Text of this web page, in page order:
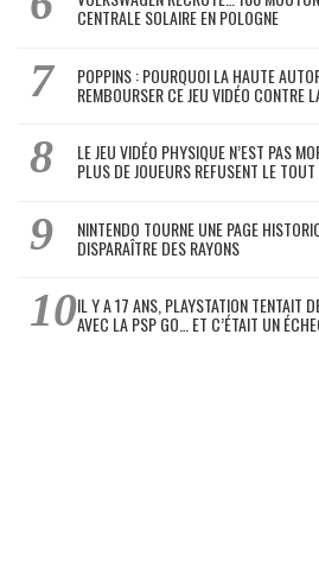
CENTRALE SOLAIRE EN POLOGNE
POPPINS : POURQUOI LA HAUTE
REMBOURSER CE JEU VIDÉO CONTRE
LE JEU VIDÉO PHYSIQUE N’EST PAS
PLUS DE JOUEURS REFUSENT LE
NINTENDO TOURNE UNE PAGE
DISPARAÎTRE DES RAYONS
IL Y A 17 ANS, PLAYSTATION TENTAIT
AVEC LA PSP GO… ET C’ÉTAIT UN